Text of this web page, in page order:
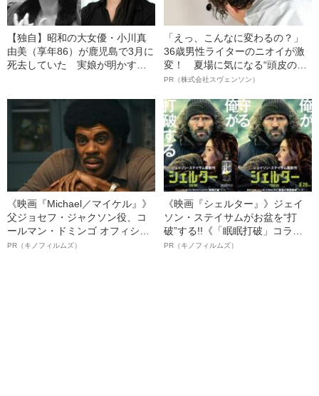
【独自】昭和の大女優・小川真
由美（享年86）が鹿児島で3月に
死去していた 実娘が明かす
「えっ、こんなに変わるの？」
36歳男性ライターのニオイが激
変！ 夏場に気になる“頭皮のニ
オイ”や“ベタつき”を解消す
ト”が生み出した徹底ケアとは
PR（株式会社スヴェンソン）
《映画『Michael／マイケル』》
父ジョセフ・ジャクソン役、コ
ールマン・ドミンゴ オフィシャ
ルインタビュー“観客を魅了した
PR（キノフィルムズ）
《映画『シェルター』》ジェイ
ソン・ステイサムがお盆を“打
破”する!!《「眠眠打破」コラ
ボ》
PR（キノフィルムズ）